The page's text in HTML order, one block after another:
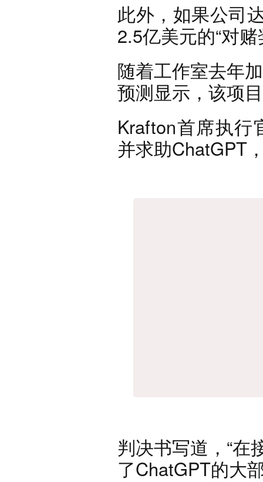
此外，如果公司
2.5亿美元的“对
随着工作室去年
预测显示，该项
Krafton首席执行
并求助ChatGPT
判决书写道，“在
了ChatGPT的大